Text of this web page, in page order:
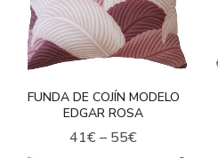
FUNDA DE COJÍN MODELO
EDGAR ROSA
41€– 55€